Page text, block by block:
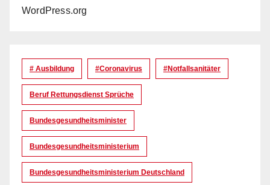
WordPress.org
# Ausbildung #coronavirus #Notfallsanitäter
Beruf Rettungsdienst Sprüche
Bundesgesundheitsminister
Bundesgesundheitsministerium
Bundesgesundheitsministerium Deutschland